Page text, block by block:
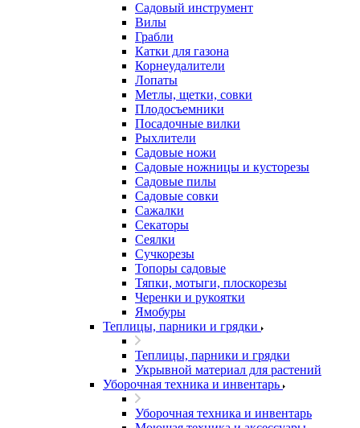
Садовый инструмент
Вилы
Грабли
Катки для газона
Корнеудалители
Лопаты
Метлы, щетки, совки
Плодосъемники
Посадочные вилки
Рыхлители
Садовые ножи
Садовые ножницы и кусторезы
Садовые пилы
Садовые совки
Сажалки
Секаторы
Сеялки
Сучкорезы
Топоры садовые
Тяпки, мотыги, плоскорезы
Черенки и рукоятки
Ямобуры
Теплицы, парники и грядки
Теплицы, парники и грядки
Укрывной материал для растений
Уборочная техника и инвентарь
Уборочная техника и инвентарь